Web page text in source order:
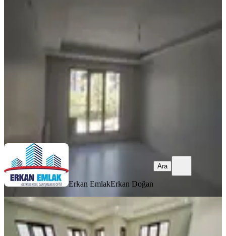
Yeşilyurt, İnönü Mahallesi
·180 m²·1. Kat 05.08.2026
27.000 ₺
Erkan Doğan
Erkan EmlakErkan Doğan
Ara
BALKONLU
Kıvanç Gayrimenkul'den Fahri
Kayahanda Kiralık 3+1 Daire